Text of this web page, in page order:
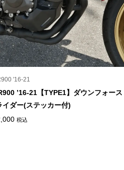
'16-21
’16-21【TYPE1】ダウンフォース
イダー(ステッカー付)
税込